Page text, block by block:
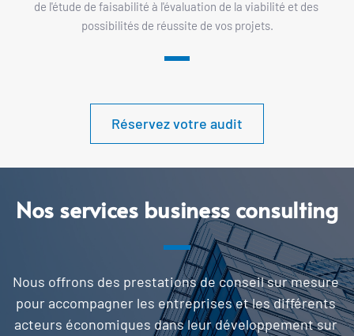
de l'étude de faisabilité à l'évaluation de la viabilité et des
possibilités de réussite de vos projets.
Réservez votre audit
Nos services business consulting
Nous offrons des prestations de conseil sur mesure
pour accompagner les entreprises et les différents
acteurs économiques dans leur développement sur